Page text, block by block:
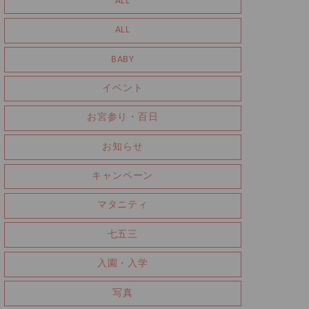
ALL
BABY
イベント
お宮参り・百日
お知らせ
キャンペーン
マタニティ
七五三
入園・入学
写真